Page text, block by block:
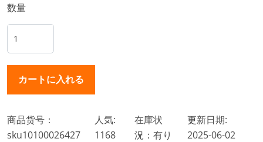
数量
商品货号：
sku10100026427
人気:
1168
在庫状
況：有り
更新日期:
2025-06-02